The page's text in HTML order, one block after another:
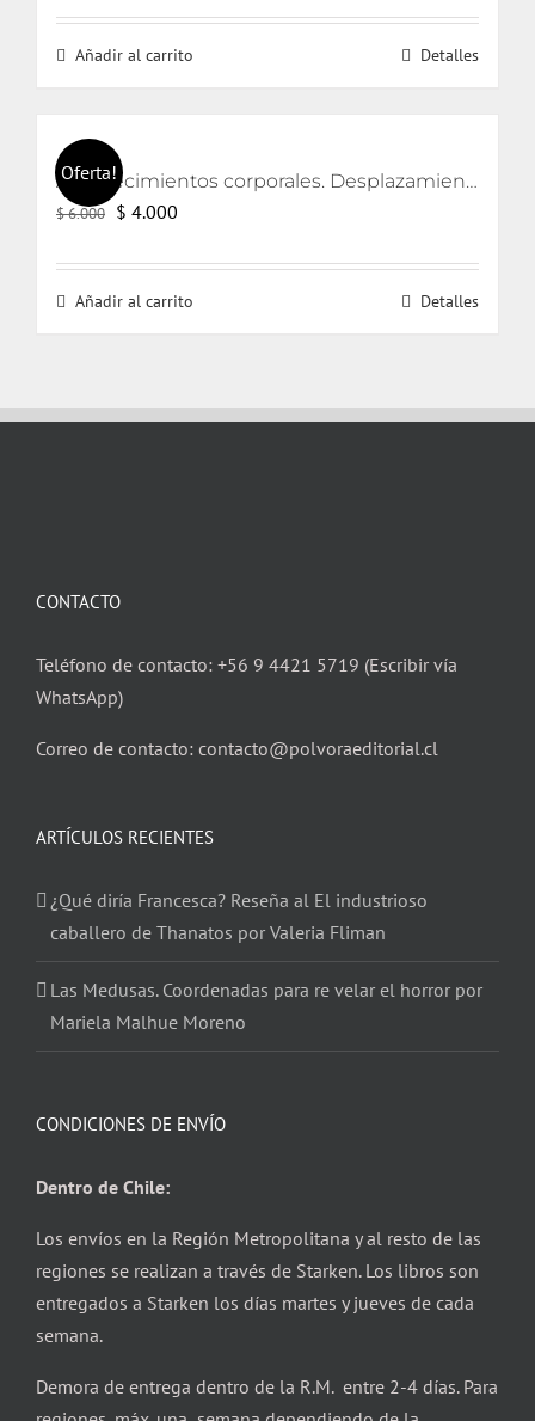
original
era:
actual
Añadir al carrito Detalles
Oferta! Acontecimientos corporales. Desplazamientos en las prácticas artísticas.
$6.000 El
original
era:
$ 4.000
actual
es:
Añadir al carrito Detalles
CONTACTO
Teléfono de contacto: +56 9 4421 5719 (Escribir vía
WhatsApp)
Correo de contacto: contacto@polvoraeditorial.cl
ARTÍCULOS RECIENTES
¿Qué diría Francesca? Reseña al El industrioso
caballero de Thanatos por Valeria Fliman
Las Medusas. Coordenadas para re velar el horror por
Mariela Malhue Moreno
CONDICIONES DE ENVÍO
Dentro de Chile:
Los envíos en la Región Metropolitana y al resto de las
regiones se realizan a través de Starken. Los libros son
entregados a Starken los días martes y jueves de cada
semana.
Demora de entrega dentro de la R.M. entre 2-4 días. Para